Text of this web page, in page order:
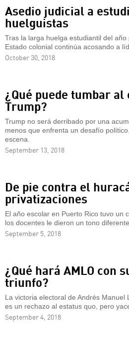
Asedio judicial a
huelguistas
Tras la larga huelga estudiantil del año
Estado colonial continúa acosando a
October 30, 2018
¿Qué puede tumbar
Trump?
Trump no será derribado por una
menos que enfrenta un desafío
escena.
September 13, 2018
De pie contra el
privatizaciones
El año escolar en Puerto Rico tuvo un
los docentes le dieron un tono
September 5, 2018
¿Qué hará AMLO con
triunfo?
La victoria electoral de Andrés Manuel
es un rechazo al estatus quo, pero
September 4, 2018